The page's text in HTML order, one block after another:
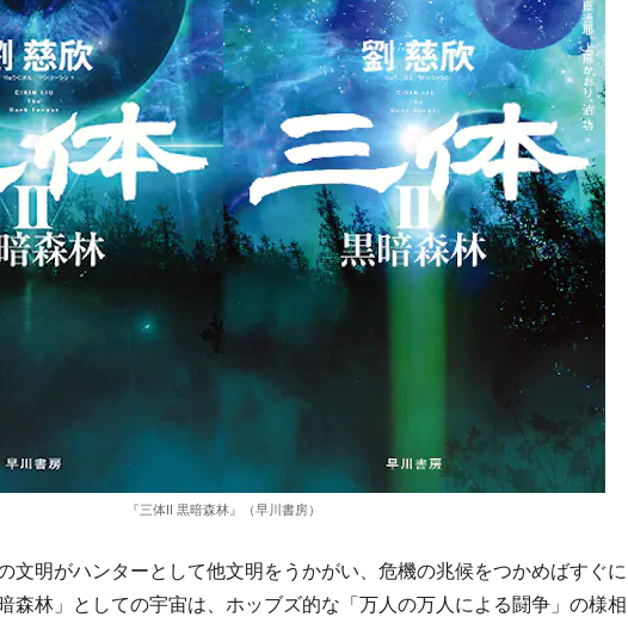
『三体Ⅱ 黒暗森林』（早川書房）
文明がハンターとして他文明をうかがい、危機の兆候をつかめばすぐに
森林」としての宇宙は、ホッブズ的な「万人の万人による闘争」の様相